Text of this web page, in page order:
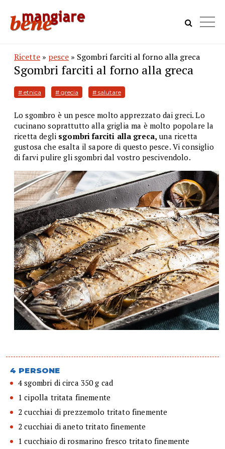
Ricette » pesce » Sgombri farciti al forno alla greca
Sgombri farciti al forno alla greca
# etnica # grecia # salutare
Lo sgombro è un pesce molto apprezzato dai greci. Lo
cucinano soprattutto alla griglia ma è molto popolare la
ricetta degli sgombri farciti alla greca,una ricetta
gustosa che esalta il sapore di questo pesce. Vi consiglio
di farvi pulire gli sgombri dal vostro pescivendolo.
4 PERSONE
4 sgombri di circa 350 g cad
1 cipolla tritata finemente
2 cucchiai di prezzemolo tritato finemente
2 cucchiai di aneto tritato finemente
1 cucchiaio di rosmarino fresco tritato finemente